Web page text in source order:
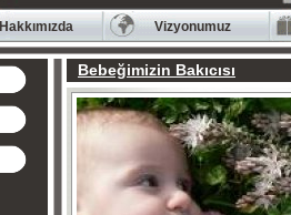
Hakkımızda Vizyonumuz
Bebeğimizin Bakıcısı